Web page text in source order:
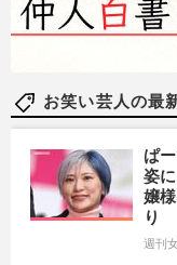
お笑い芸人の最
ぱ
姿
嬢
り
週刊